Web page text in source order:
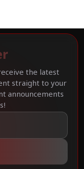
the latest
straight to your
announcements